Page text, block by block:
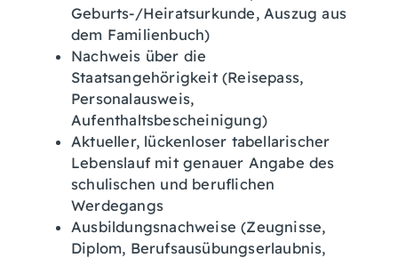
Geburts-/Heiratsurkunde, Auszug aus
dem Familienbuch)
Nachweis über die
Staatsangehörigkeit (Reisepass,
Personalausweis,
Aufenthaltsbescheinigung)
Aktueller, lückenloser tabellarischer
Lebenslauf mit genauer Angabe des
schulischen und beruflichen
Werdegangs
Ausbildungsnachweise (Zeugnisse,
Diplom, Berufsausübungserlaubnis,